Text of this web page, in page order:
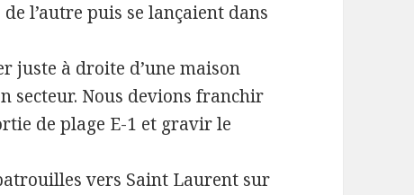
l’autre puis se lançaient dans
juste à droite d’une maison
secteur. Nous devions franchir
de plage E-1 et gravir le
vers Saint Laurent sur